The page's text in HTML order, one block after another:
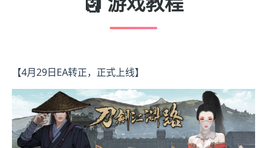
【4月29日EA转正，正式上线】